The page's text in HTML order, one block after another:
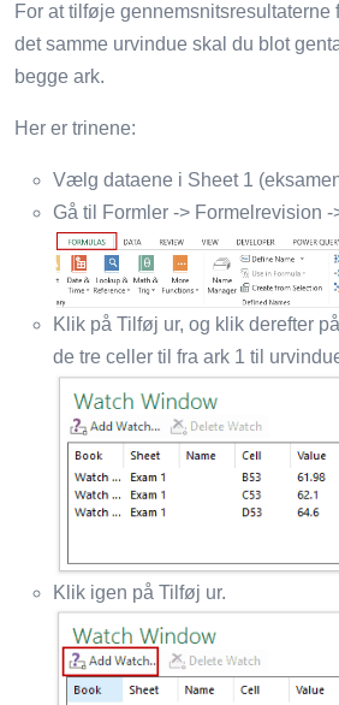
For at tilføje gennemsnitsresultaterne
det samme urvindue skal du blot
begge ark.
Her er trinene:
Vælg dataene i Sheet 1
Gå til Formler -> Formelrevision -
Klik på Tilføj ur, og klik derefter
de tre celler til fra ark 1 til
Klik igen på Tilføj ur.